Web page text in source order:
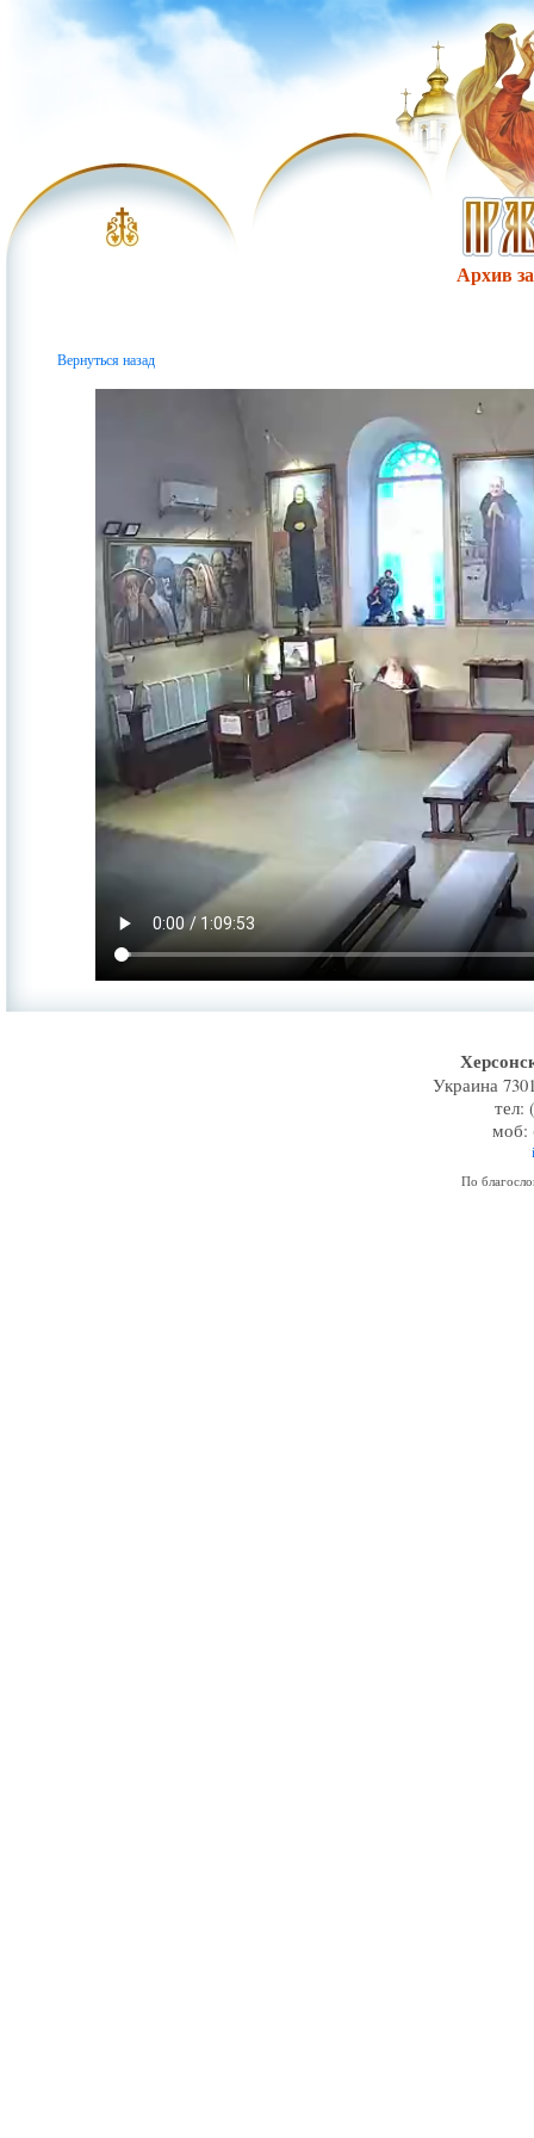
Архив
Вернуться назад
Украина
тел:
моб:
По